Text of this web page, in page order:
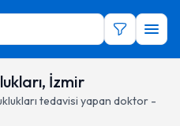
İzmir
tedavisi yapan doktor -